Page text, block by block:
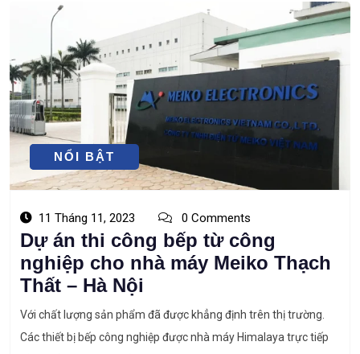
DỰ ÁN
NỔI BẬT
11 Tháng 11, 2023 0 Comments
Dự án thi công bếp từ công
nghiệp cho nhà máy Meiko Thạch
Thất – Hà Nội
Với chất lượng sản phẩm đã được khẳng định trên thị trường.
Các thiết bị bếp công nghiệp được nhà máy Himalaya trực tiếp